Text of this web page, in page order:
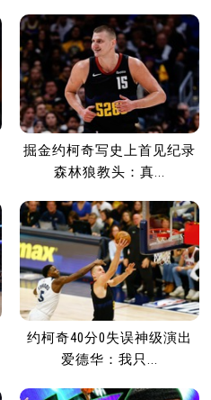
掘金约柯奇写史上首见纪录
森林狼教头：真...
约柯奇40分0失误神级演出
爱德华：我只...